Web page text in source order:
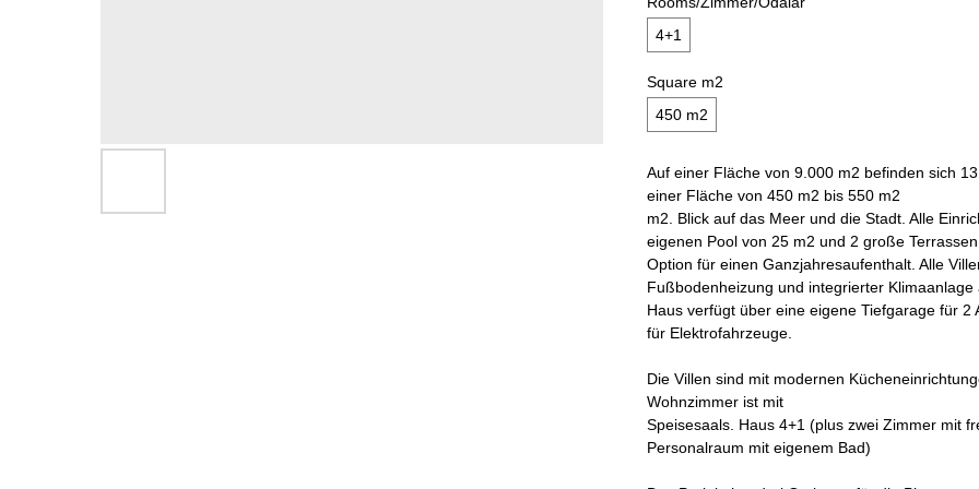
4+1
Square m2
450 m2
Auf einer Fläche von 9.000 m2 befinden sich
einer Fläche von 450 m2 bis 550 m2
m2. Blick auf das Meer und die Stadt. Alle
eigenen Pool von 25 m2 und 2 große
Option für einen Ganzjahresaufenthalt. Alle
Fußbodenheizung und integrierter
Haus verfügt über eine eigene Tiefgarage für 2
für Elektrofahrzeuge.
Die Villen sind mit modernen
Wohnzimmer ist mit
Speisesaals. Haus 4+1 (plus zwei Zimmer mit
Personalraum mit eigenem Bad)